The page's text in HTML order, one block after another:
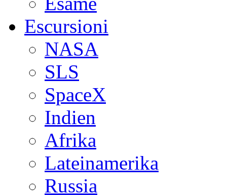
Escursioni
NASA
SLS
SpaceX
Indien
Afrika
Lateinamerika
Russia